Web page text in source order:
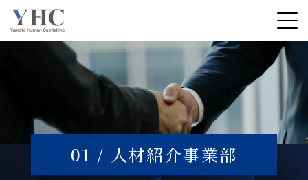
01 / 人材紹介事業部